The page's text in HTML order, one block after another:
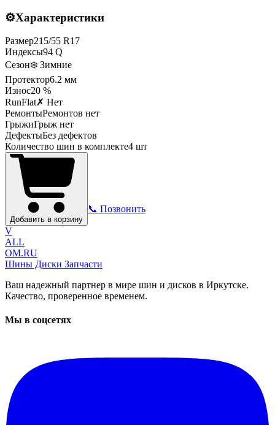
⚙️Характеристики
Размер215/55 R17
Индексы94 Q
Сезон❄️ Зимние
Протектор6.2 мм
Износ20 %
RunFlat✗ Нет
РемонтыРемонтов нет
ГрыжиГрыж нет
ДефектыБез дефектов
Количество шин в комплекте4 шт
Добавить в корзину
📞 Позвонить
V
ALL
OM.RU
Шины Диски Запчасти
Ваш надежный партнер в мире шин и дисков в Иркутске.
Качество, проверенное временем.
Мы в соцсетях